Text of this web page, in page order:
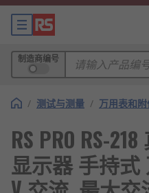
制造商编号
/ 测试与测量 / 万用表和
RS PRO RS-
显示器 手持式